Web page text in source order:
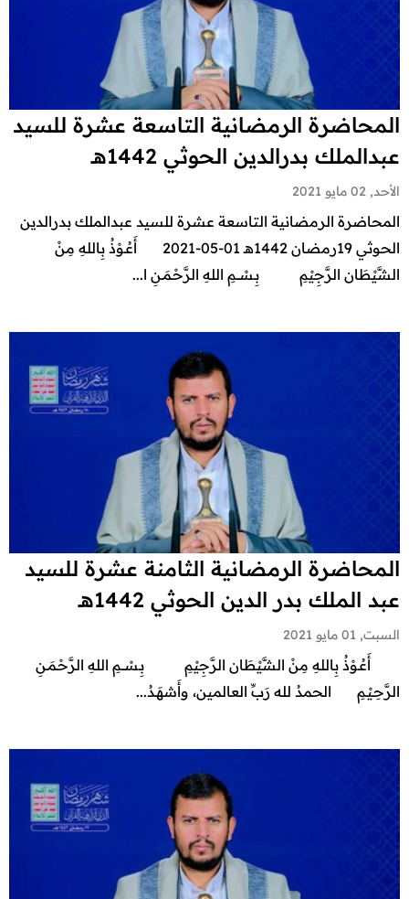
المحاضرة الرمضانية التاسعة عشرة للسيد
عبدالملك بدرالدين الحوثي 1442هـ
الأحد, 02 مايو 2021
المحاضرة الرمضانية التاسعة عشرة للسيد عبدالملك بدرالدين
الحوثي 19رمضان 1442هـ 01-05-2021 أَعُـوْذُ بِاللهِ مِنْ
الشَّيْطَان الرَّجِيْمِ بِـسْـــمِ اللهِ الرَّحْـمَـنِ ا...
المحاضرة الرمضانية الثامنة عشرة للسيد
عبد الملك بدر الدين الحوثي 1442هـ
السبت, 01 مايو 2021
أَعُـوْذُ بِاللهِ مِنْ الشَّيْطَان الرَّجِيْمِ بِـسْـــمِ اللهِ الرَّحْـمَـنِ
الرَّحِـيْـمِ الحمدُ لله رَبِّ العالمين، وأَشهَـدُ...